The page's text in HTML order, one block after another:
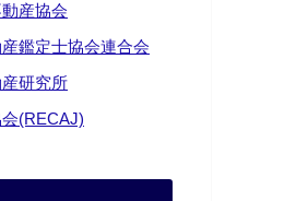
産協会
鑑定士協会連合会
研究所
(RECAJ)